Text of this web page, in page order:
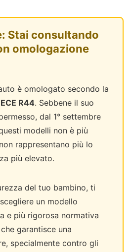
Stai consultando
omologazione
è omologato secondo la
R44. Sebbene il suo
dal 1° settembre
modelli non è più
rappresentano più lo
più elevato.
del tuo bambino, ti
un modello
e più rigorosa normativa
che garantisce una
specialmente contro gli